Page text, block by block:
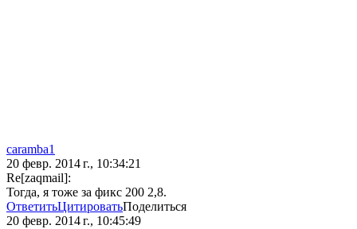
caramba1
20 февр. 2014 г., 10:34:21
Re[zaqmail]:
Тогда, я тоже за фикс 200 2,8.
ОтветитьЦитироватьПоделиться
20 февр. 2014 г., 10:45:49